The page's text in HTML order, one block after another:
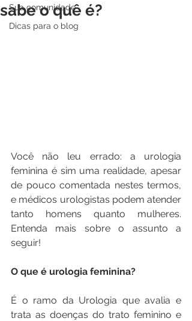
Sua comunidade
Dicas para o blog
sabe o quê é?
Você não leu errado: a urologia
feminina é sim uma realidade, apesar
de pouco comentada nestes termos,
e médicos urologistas podem atender
tanto homens quanto mulheres.
Entenda mais sobre o assunto a
seguir!
O que é urologia feminina?
É o ramo da Urologia que avalia e
trata as doenças do trato feminino e